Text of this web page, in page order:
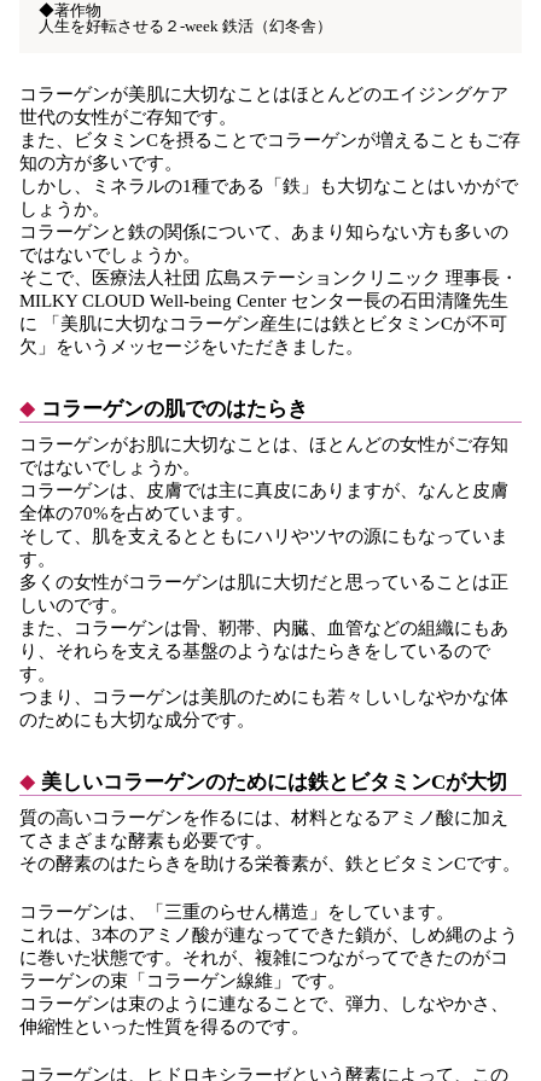
◆著作物
人生を好転させる２-week 鉄活（幻冬舎）
コラーゲンが美肌に大切なことはほとんどのエイジングケア
世代の女性がご存知です。
また、ビタミンCを摂ることでコラーゲンが増えることもご存
知の方が多いです。
しかし、ミネラルの1種である「鉄」も大切なことはいかがで
しょうか。
コラーゲンと鉄の関係について、あまり知らない方も多いの
ではないでしょうか。
そこで、医療法人社団 広島ステーションクリニック 理事長・
MILKY CLOUD Well-being Center センター長の石田清隆先生
に 「美肌に大切なコラーゲン産生には鉄とビタミンCが不可
欠」をいうメッセージをいただきました。
コラーゲンの肌でのはたらき
コラーゲンがお肌に大切なことは、ほとんどの女性がご存知
ではないでしょうか。
コラーゲンは、皮膚では主に真皮にありますが、なんと皮膚
全体の70%を占めています。
そして、肌を支えるとともにハリやツヤの源にもなっていま
す。
多くの女性がコラーゲンは肌に大切だと思っていることは正
しいのです。
また、コラーゲンは骨、靭帯、内臓、血管などの組織にもあ
り、それらを支える基盤のようなはたらきをしているので
す。
つまり、コラーゲンは美肌のためにも若々しいしなやかな体
のためにも大切な成分です。
美しいコラーゲンのためには鉄とビタミンCが大切
質の高いコラーゲンを作るには、材料となるアミノ酸に加え
てさまざまな酵素も必要です。
その酵素のはたらきを助ける栄養素が、鉄とビタミンCです。
コラーゲンは、「三重のらせん構造」をしています。
これは、3本のアミノ酸が連なってできた鎖が、しめ縄のよう
に巻いた状態です。それが、複雑につながってできたのがコ
ラーゲンの束「コラーゲン線維」です。
コラーゲンは束のように連なることで、弾力、しなやかさ、
伸縮性といった性質を得るのです。
コラーゲンは、ヒドロキシラーゼという酵素によって、この